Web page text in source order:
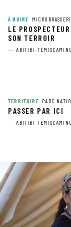
À BOIRE
LE
SON TERROIR
ABITIBI-
TERRITOIRE PARC
PASSER PAR ICI
ABITIBI-